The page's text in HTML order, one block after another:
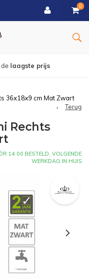
0
€ 150
36x18x9 cm Mat Zwart
Terug
Rechts
14:00 BESTELD, VOLGENDE
WERKDAG IN HUIS